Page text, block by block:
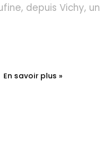
depuis Vichy,
En savoir plus »